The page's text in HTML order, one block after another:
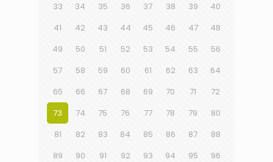
33
34 35 36 37 38 39
40
41
42 43 44 45 46 47
48
49
50 51 52 53 54 55
56
57
58 59 60 61 62 63
64
65
66 67 68 69 70 71
72
73
74 75 76 77 78 79
80
81
82 83 84 85 86 87
88
89
90 91 92 93 94 95
96